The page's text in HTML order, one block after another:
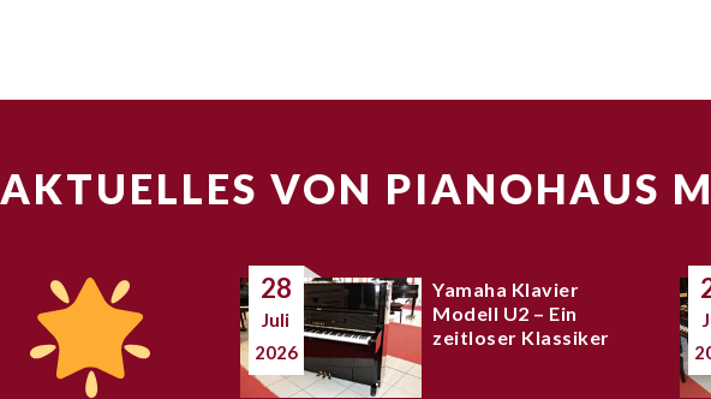
AKTUELLES VON PIANOHAUS
28
Juli
2026
Yamaha Klavier
Modell U2 – Ein
zeitloser Klassiker